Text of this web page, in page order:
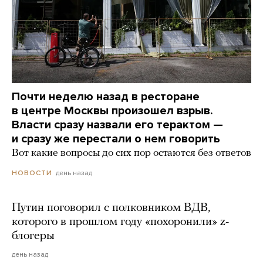
Почти неделю назад в ресторане
в центре Москвы произошел взрыв.
Власти сразу назвали его терактом —
и сразу же перестали о нем говорить
Вот какие вопросы до сих пор остаются без ответов
НОВОСТИ день назад
Путин поговорил с полковником ВДВ,
которого в прошлом году «похоронили» z-
блогеры
день назад